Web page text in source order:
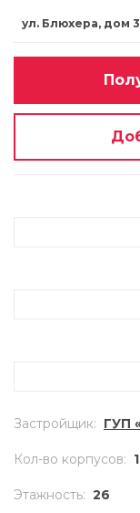
ул. Блюхера, дом
Застройщик: ГУП
Кол-во корпусов: 1
Этажность: 26